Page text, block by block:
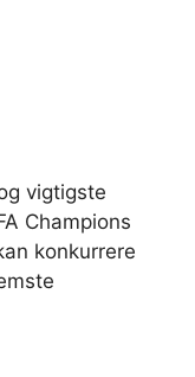
vigtigste
Champions
konkurrere